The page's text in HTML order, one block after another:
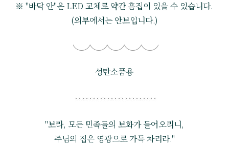
※ "바닥 안"은 LED 교체로 약간 흠집이 있을 수 있습니다.
(외부에서는 안보입니다.)
성탄소품용
"보라, 모든 민족들의 보화가 들어오리니,
주님의 집은 영광으로 가득 차리라."